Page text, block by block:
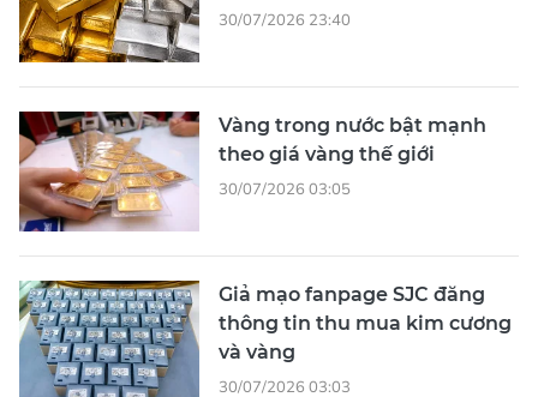
30/07/2026 23:40
Vàng trong nước bật mạnh
theo giá vàng thế giới
30/07/2026 03:05
Giả mạo fanpage SJC đăng
thông tin thu mua kim cương
và vàng
30/07/2026 03:03